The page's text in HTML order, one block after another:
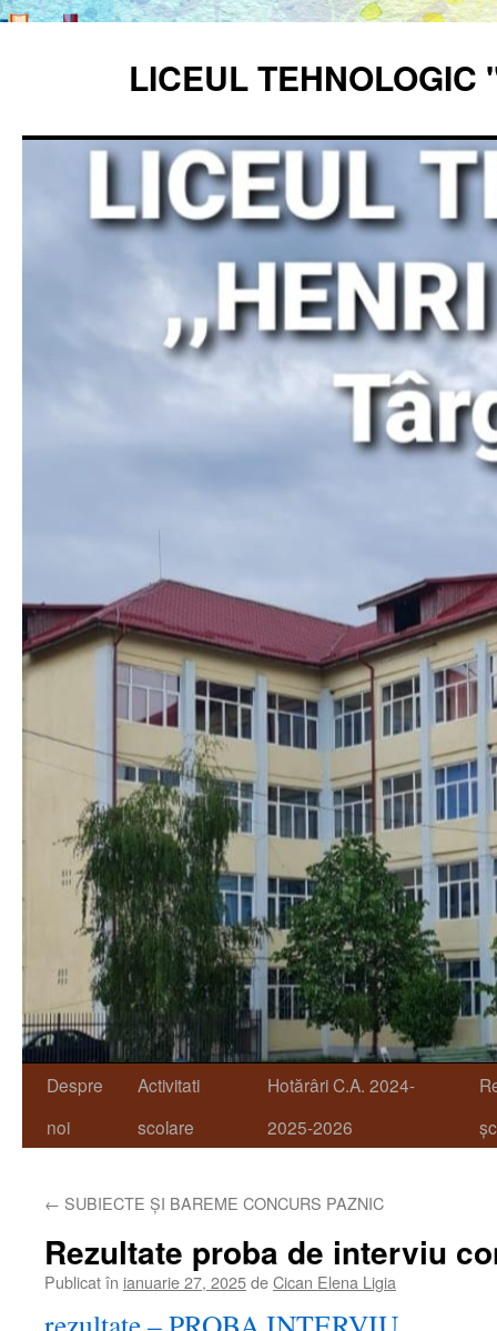
LICEUL
Despre
noi
Activitati
scolare
Hotărâri C.A. 2024-
2025-2026
← SUBIECTE ȘI BAREME CONCURS PAZNIC
Rezultate proba de interviu
Publicat în ianuarie 27, 2025deCican Elena Ligia